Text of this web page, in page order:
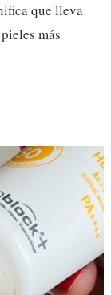
que lleva
más